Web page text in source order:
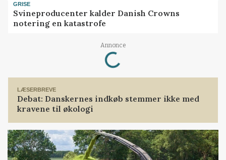
GRISE
Svineproducenter kalder Danish Crowns
notering en katastrofe
Annonce
Loading...
LÆSERBREVE
Debat: Danskernes indkøb stemmer ikke med
kravene til økologi